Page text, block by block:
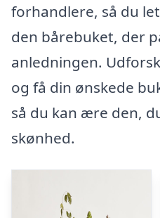
forhandlere, så du
den bårebuket, der
anledningen.
og få din ønskede
så du kan ære den,
skønhed.